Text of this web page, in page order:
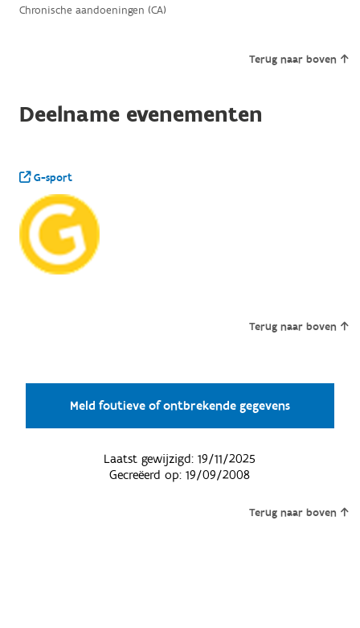
Chronische aandoeningen (CA)
Terug naar boven
Deelname evenementen
G-sport
Terug naar boven
Meld foutieve of ontbrekende gegevens
Laatst gewijzigd:19/11/2025
Gecreëerd op:19/09/2008
Terug naar boven